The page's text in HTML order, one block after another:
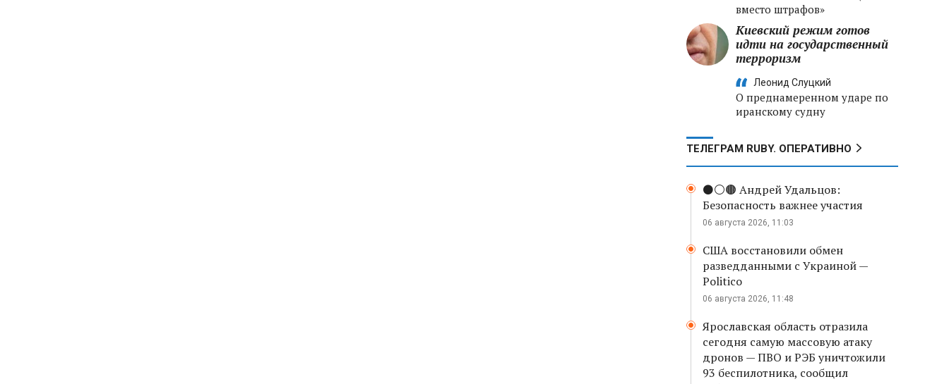
вместо штрафов»
Киевский режим готов
идти на государственный
терроризм
Леонид Слуцкий
О преднамеренном ударе по
иранскому судну
ТЕЛЕГРАМ RUBY. ОПЕРАТИВНО
⚫️⚪️🟤 Андрей Удальцов:
Безопасность важнее участия
06 августа 2026, 11:03
США восстановили обмен
разведданными с Украиной —
Politico
06 августа 2026, 11:48
Ярославская область отразила
сегодня самую массовую атаку
дронов — ПВО и РЭБ уничтожили
93 беспилотника, сообщил